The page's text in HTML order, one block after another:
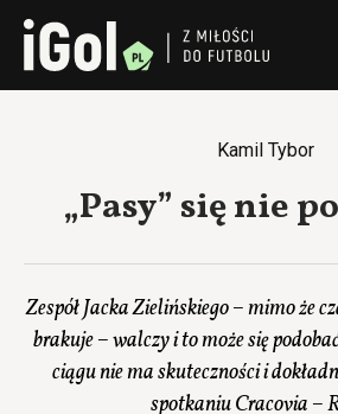
Kamil Tybor
„Pasy” się nie
Zespół Jacka Zielińskiego – mimo że
brakuje – walczy i to może się
ciągu nie ma skuteczności i
spotkaniu Cracovia –